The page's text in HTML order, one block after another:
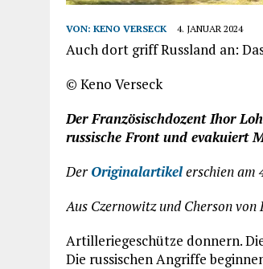
VON: KENO VERSECK 4. JANUAR 2024
Auch dort griff Russland an:
© Keno Verseck
Der Französischdozent Ihor
russische Front und evakuiert
Der Originalartikelerschien am
Aus Czernowitz und Cherson von
Artilleriegeschütze donnern.
Die russischen Angriffe